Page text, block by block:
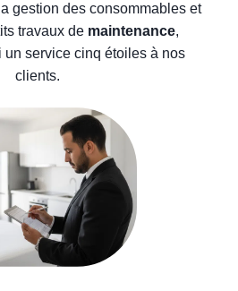
gestion des consommables et
travaux de maintenance,
un service cinq étoiles à nos
clients.